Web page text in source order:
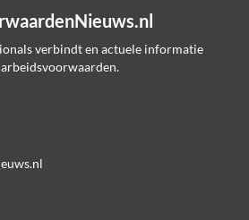
verbindt en actuele informatie